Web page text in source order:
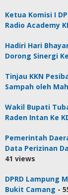
Ketua Komisi I
Radio Academy
Hadiri Hari
Dorong Sinergi
Tinjau KKN
Sampah oleh
Wakil Bupati
Raden Intan Ke
Pemerintah
Data Perizinan
41 views
DPRD Lampung
Bukit Camang -